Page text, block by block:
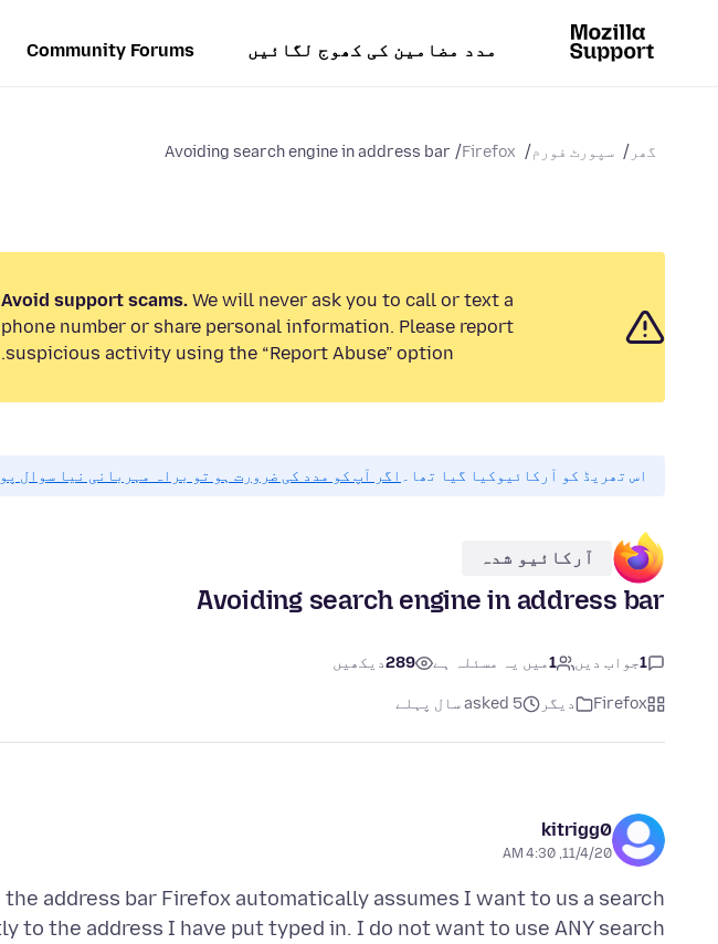
مدد مضامین کی کھوج لگائیں Community Forums
گھر سپورٹ فورم Firefox
Avoiding search engine in address bar
Avoid support scams. We will never ask you to call or text a
phone number or share personal information. Please report
suspicious activity using the “Report Abuse” option.
اس تھریڈ کو آرکائیوکیا گیا تھا۔ اگر آپ کو مدد کی ضرورت ہو تو براہ مہربانی نیا سوال
آرکائیو شدہ
Avoiding search engine in address bar
1جواب دیں 1میں یہ مسئلہ ہے 289دیکھیں
Firefox دیگر asked 5 سال پہلے
kitrigg0
11/4/20, 4:30 AM
address bar Firefox automatically assumes I want to us a search
to the address I have put typed in. I do not want to use ANY search